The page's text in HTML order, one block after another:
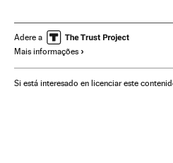
Ministério Saúde Vacinas
Microbiologia
Adere a
Mais informações
Si está interesado en licenciar este